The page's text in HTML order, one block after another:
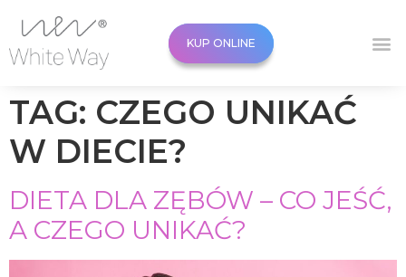
KUP ONLINE
TAG: CZEGO UNIKAĆ
W DIECIE?
DIETA DLA ZĘBÓW – CO JEŚĆ,
A CZEGO UNIKAĆ?